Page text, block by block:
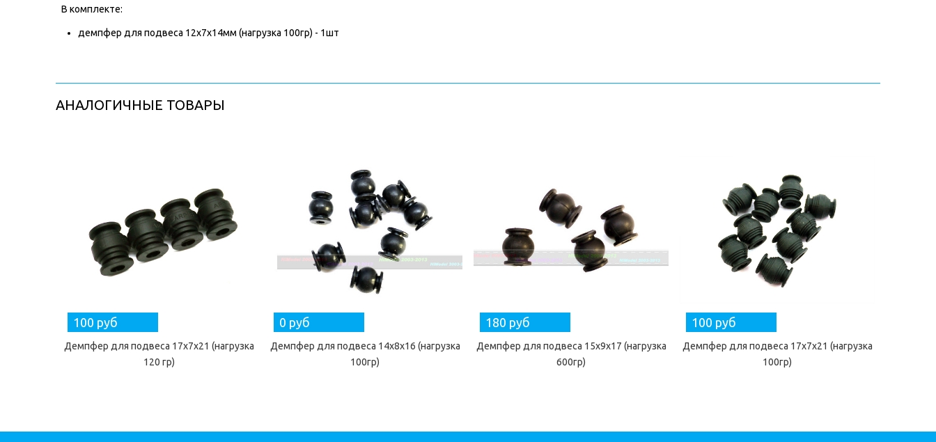
В комплекте:
демпфер для подвеса 12х7х14мм (нагрузка 100гр) - 1шт
АНАЛОГИЧНЫЕ ТОВАРЫ
100 руб
Демпфер для подвеса 17х7х21 (нагрузка
120 гр)
0 руб
Демпфер для подвеса 14x8x16 (нагрузка
100гр)
180 руб
Демпфер для подвеса 15x9x17 (нагрузка
600гр)
100 руб
Демпфер для подвеса 17x7x21 (нагрузка
100гр)